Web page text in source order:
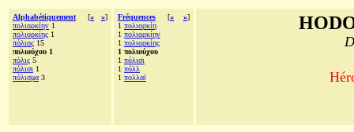
Alphabétiquement [« »]
πολιορκίην 1
πολιορκίης 1
πόλιος 15
πολιούχου 1
πόλις 5
πόλισι 1
πόλισμα 3
Fréquences [« »]
1 πολιορκίη
1 πολιορκίην
1 πολιορκίης
1 πολιούχου
1 πόλισι
1 πόλλ
1 πολλαί